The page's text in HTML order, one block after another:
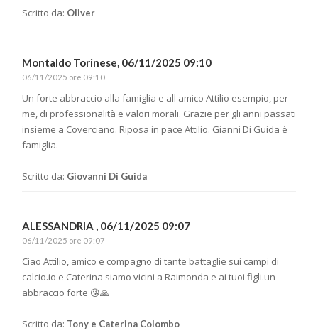
Scritto da: Oliver
Montaldo Torinese, 06/11/2025 09:10
06/11/2025 ore 09:10
Un forte abbraccio alla famiglia e all'amico Attilio esempio, per
me, di professionalità e valori morali. Grazie per gli anni passati
insieme a Coverciano. Riposa in pace Attilio. Gianni Di Guida è
famiglia.
Scritto da: Giovanni Di Guida
ALESSANDRIA , 06/11/2025 09:07
06/11/2025 ore 09:07
Ciao Attilio, amico e compagno di tante battaglie sui campi di
calcio.io e Caterina siamo vicini a Raimonda e ai tuoi figli.un
abbraccio forte 😘🙏
Scritto da: Tony e Caterina Colombo